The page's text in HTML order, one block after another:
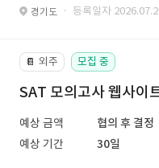
경기도 · 등록일자
📔 외주 모집 중
SAT 모의고사 웹사이
예상 금액
협의 후 결정
예상 기간
30일